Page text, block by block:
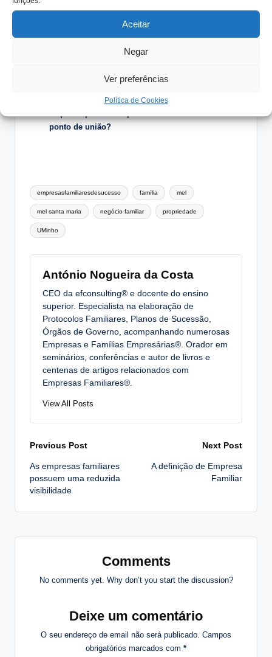
Aceitar
Negar
Ver preferências
Política de Cookies
Sabemos onde está o ponto de equilíbrio do
nosso negócio familiar?
conscientes da importância deste ponto
ponto de união?
Tags:
empresasfamiliaresdesucesso família mel
mel santa maria negócio familiar propriedade
UMinho
António Nogueira da Costa
CEO da efconsulting® e docente do ensino
superior. Especialista na elaboração de
Protocolos Familiares, Planos de Sucessão,
Órgãos de Governo, acompanhando numerosas
Empresas e Famílias Empresárias®. Orador em
seminários, conferências e autor de livros e
centenas de artigos relacionados com
Empresas Familiares®.
View All Posts
Post
navigation
Previous Post
As empresas familiares
possuem uma reduzida
visibilidade
Next Post
A definição de Empresa
Familiar
Comments
No comments yet. Why don’t you start the discussion?
Deixe um comentário
O seu endereço de email não será publicado. Campos
obrigatórios marcados com *